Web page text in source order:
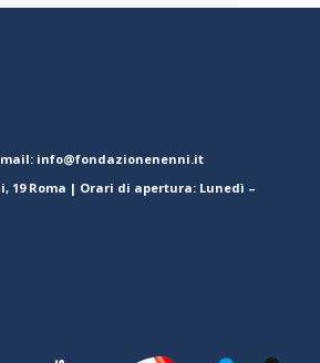
info@fondazionenenni.it
19 Roma | Orari di apertura: Lunedì –